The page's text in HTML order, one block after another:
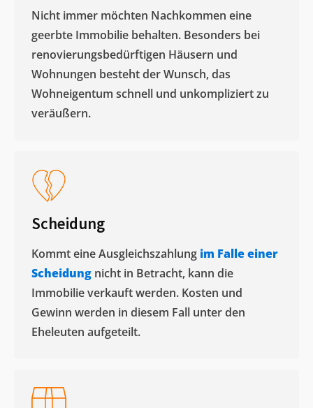
Nicht immer möchten Nachkommen eine
geerbte Immobilie behalten. Besonders bei
renovierungsbedürftigen Häusern und
Wohnungen besteht der Wunsch, das
Wohneigentum schnell und unkompliziert zu
veräußern. ​
Scheidung
Kommt eine Ausgleichszahlung im Falle einer
Scheidung nicht in Betracht, kann die
Immobilie verkauft werden. Kosten und
Gewinn werden in diesem Fall unter den
Eheleuten aufgeteilt.​